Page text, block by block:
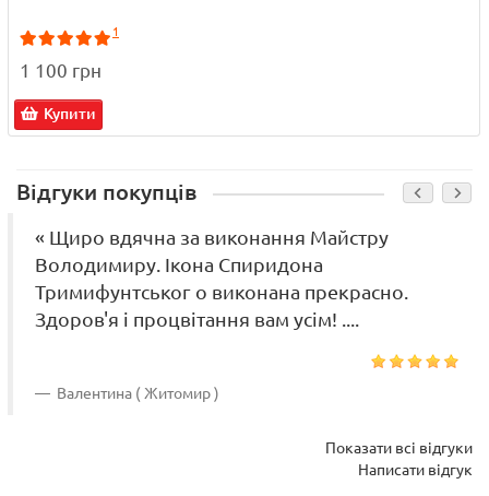
1
1 100 грн
Купити
Відгуки покупців
« Щиро вдячна за виконання Майстру
Володимиру. Ікона Спиридона
Тримифунтськог о виконана прекрасно.
Здоров'я і процвітання вам усім! ....
Валентина ( Житомир )
Показати всі відгуки
Написати відгук